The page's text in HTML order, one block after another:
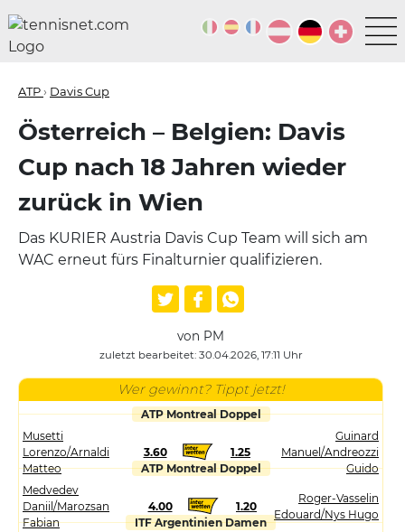
ATP› Davis Cup
Österreich – Belgien: Davis
Cup nach 18 Jahren wieder
zurück in Wien
Das KURIER Austria Davis Cup Team will sich am
WAC erneut fürs Finalturnier qualifizieren.
von PM
zuletzt bearbeitet: 30.04.2026, 17:11 Uhr
Wer gewinnt? Tippt jetzt!
ATP Montreal Doppel
Musetti
Lorenzo/Arnaldi
Matteo
3.60 1.25
Guinard
Manuel/Andreozzi
Guido
ATP Montreal Doppel
Medvedev
Daniil/Marozsan
Fabian
4.00 1.20
Roger-Vasselin
Edouard/Nys Hugo
ITF Argentinien Damen